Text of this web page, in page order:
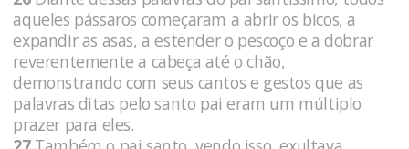
aqueles pássaros começaram a abrir os bicos, a
expandir as asas, a estender o pescoço e a dobrar
reverentemente a cabeça até o chão,
demonstrando com seus cantos e gestos que as
palavras ditas pelo santo pai eram um múltiplo
prazer para eles.